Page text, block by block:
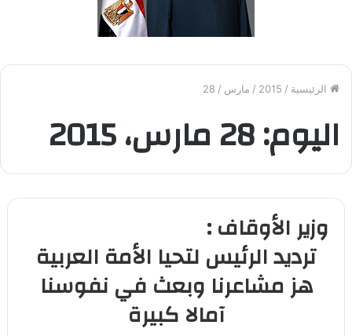
الرئيسية /
2015
/ مارس /
28
اليوم:28 مارس، 2015
وزير الأوقاف :
ترديد الرئيس لتحيا الأمة العربية
هز مشاعرنا وبعث في نفوسنا
آمالا كبيرة